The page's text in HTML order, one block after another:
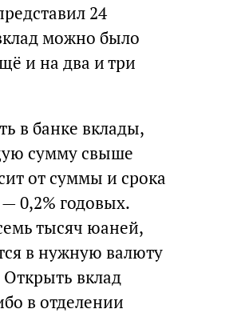
24
можно было
и на два и три
в банке вклады,
сумму свыше
от суммы и срока
0,2% годовых.
тысяч юаней,
в нужную валюту
вклад
в отделении